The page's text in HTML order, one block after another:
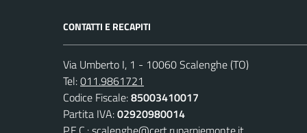
CONTATTI E RECAPITI
Via Umberto I, 1 - 10060 Scalenghe (TO)
Tel:011.9861721
Codice Fiscale:85003410017
Partita IVA:02920980014